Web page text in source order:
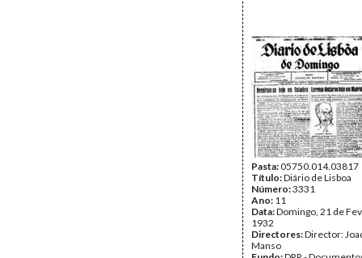
Pasta:05750.014.03817
Título:Diário de Lisboa
Número:3331
Ano: 11
Data:Domingo, 21 de
1932
Directores:Director:
Manso